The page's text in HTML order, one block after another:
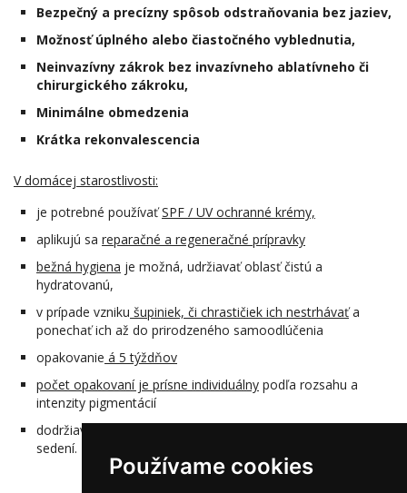
Používame cookies
Bezpečný a precízny spôsob odstraňovania bez jaziev,
Možnosť úplného alebo čiastočného vyblednutia,
Neinvazívny zákrok bez invazívneho ablatívneho či
chirurgického zákroku,
Minimálne obmedzenia
Krátka rekonvalescencia
V domácej starostlivosti:
je potrebné používaťSPF / UV ochranné krémy,
aplikujú sa reparačné a regeneračné prípravky
bežná hygiena je možná, udržiavať oblasť čistú a
hydratovanú,
v prípade vzniku šupiniek, či chrastičiek ich nestrhávaťa
ponechať ich až do prirodzeného samoodlúčenia
opakovanie á 5 týždňov
počet opakovaní je prísne individuálny podľa rozsahu a
intenzity pigmentácií
dodržiavať pokyny ošetrujúceho lekára a plánovanú sériu
sedení.